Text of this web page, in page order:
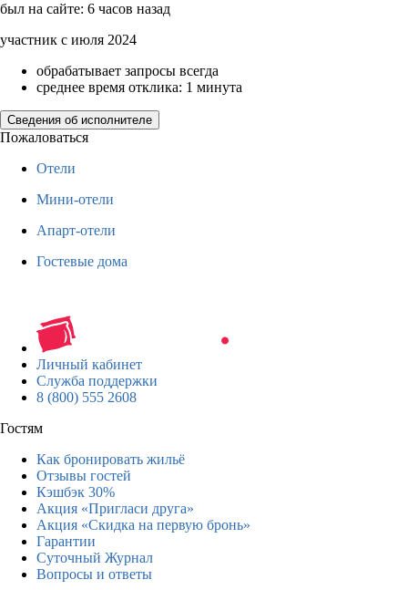
был на сайте: 6 часов назад
участник с июля 2024
обрабатывает запросы всегда
среднее время отклика: 1 минута
Сведения об исполнителе
Пожаловаться
Отели
Мини-отели
Апарт-отели
Гостевые дома
Личный кабинет
Служба поддержки
8 (800) 555 2608
Гостям
Как бронировать жильё
Отзывы гостей
Кэшбэк 30%
Акция «Пригласи друга»
Акция «Скидка на первую бронь»
Гарантии
Суточный Журнал
Вопросы и ответы